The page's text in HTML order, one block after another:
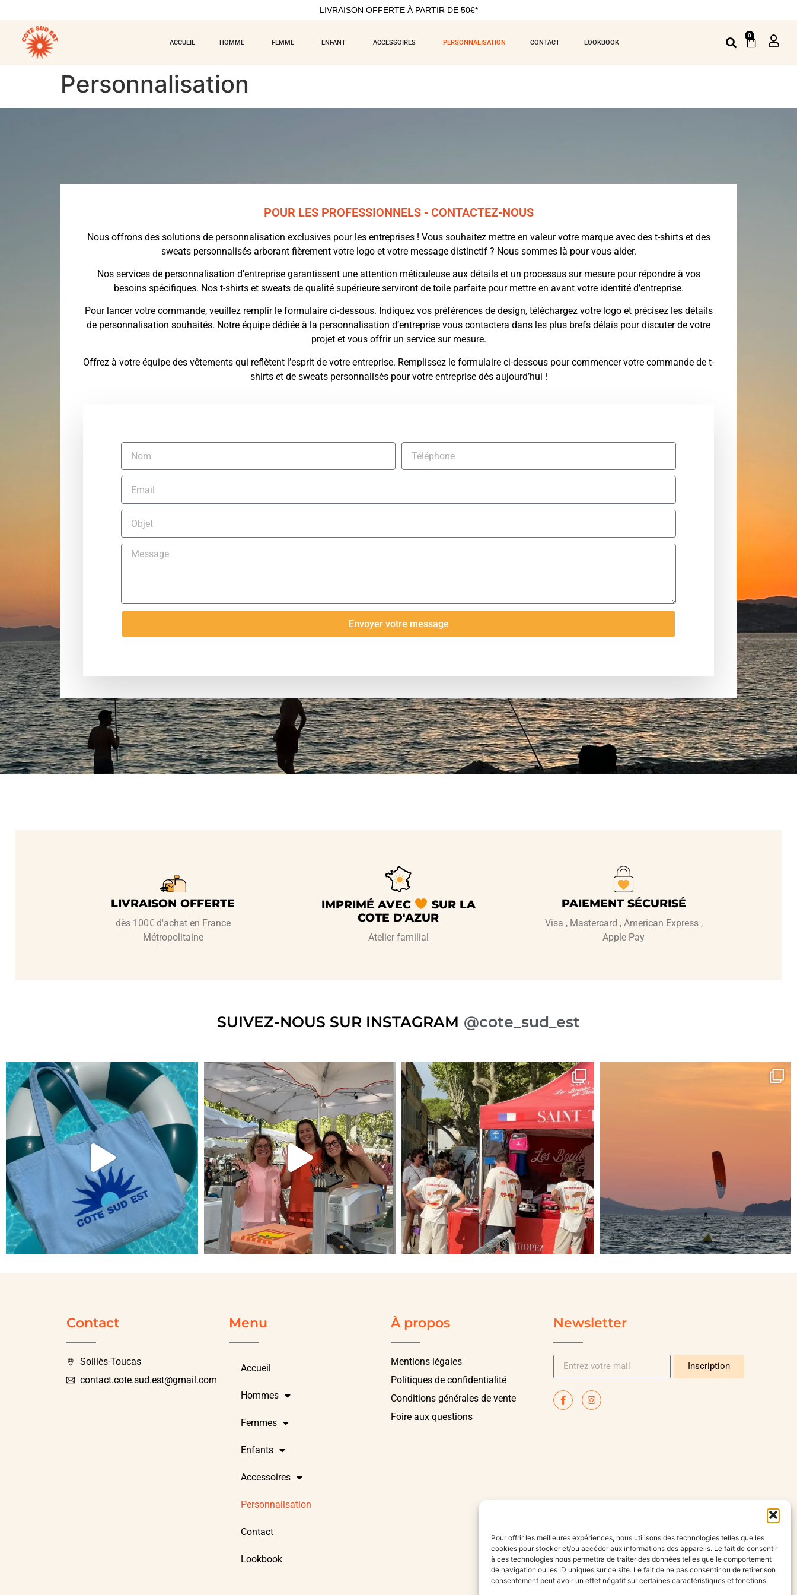
Pour offrir les meilleures expériences, nous utilisons des technologies telles que les
cookies pour stocker et/ou accéder aux informations des appareils. Le fait de consentir
à ces technologies nous permettra de traiter des données telles que le comportement
de navigation ou les ID uniques sur ce site. Le fait de ne pas consentir ou de retirer son
consentement peut avoir un effet négatif sur certaines caractéristiques et fonctions.
LIVRAISON OFFERTE À PARTIR DE 50€*
ACCUEIL HOMME FEMME ENFANT ACCESSOIRES PERSONNALISATION CONTACT LOOKBOOK
0
Personnalisation
POUR LES PROFESSIONNELS - CONTACTEZ-NOUS
Nous offrons des solutions de personnalisation exclusives pour les entreprises ! Vous souhaitez mettre en valeur votre marque avec des t-shirts et des
sweats personnalisés arborant fièrement votre logo et votre message distinctif ? Nous sommes là pour vous aider.
Nos services de personnalisation d’entreprise garantissent une attention méticuleuse aux détails et un processus sur mesure pour répondre à vos
besoins spécifiques. Nos t-shirts et sweats de qualité supérieure serviront de toile parfaite pour mettre en avant votre identité d’entreprise.
Pour lancer votre commande, veuillez remplir le formulaire ci-dessous. Indiquez vos préférences de design, téléchargez votre logo et précisez les détails
de personnalisation souhaités. Notre équipe dédiée à la personnalisation d’entreprise vous contactera dans les plus brefs délais pour discuter de votre
projet et vous offrir un service sur mesure.
Offrez à votre équipe des vêtements qui reflètent l’esprit de votre entreprise. Remplissez le formulaire ci-dessous pour commencer votre commande de t-
shirts et de sweats personnalisés pour votre entreprise dès aujourd’hui !
Envoyer votre message
LIVRAISON OFFERTE
dès 100€ d'achat en France
Métropolitaine
IMPRIMÉ AVEC
SUR LA
COTE D'AZUR
Atelier familial
PAIEMENT SÉCURISÉ
Visa , Mastercard , American Express ,
Apple Pay
SUIVEZ-NOUS SUR INSTAGRAM @cote_sud_est
Contact
Solliès-Toucas
contact.cote.sud.est@gmail.com
Menu
Accueil
Hommes
Femmes
Enfants
Accessoires
Personnalisation
Contact
Lookbook
À propos
Mentions légales
Politiques de confidentialité
Conditions générales de vente
Foire aux questions
Newsletter
Inscription